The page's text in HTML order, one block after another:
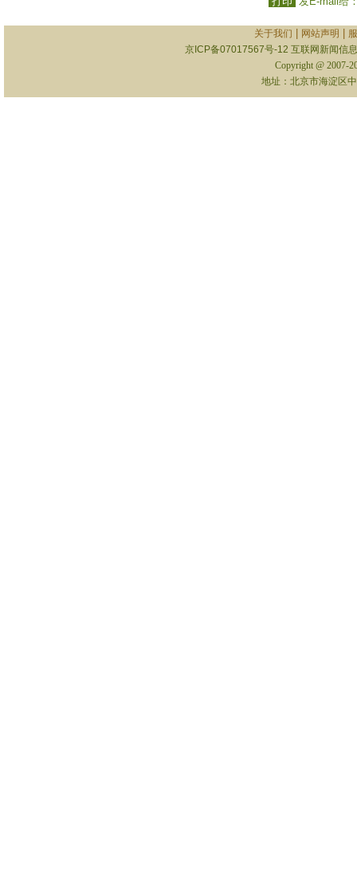
关于我们 网站声明
京ICP备07017567号-12 互联网新闻信
Copyright @ 2007-
地址：北京市海淀区